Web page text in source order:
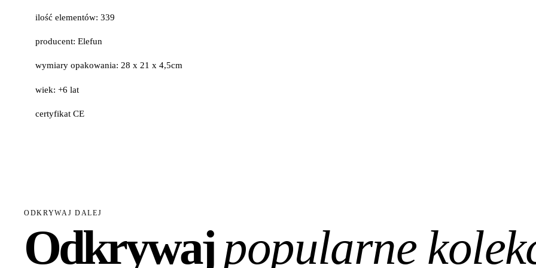
ilość elementów: 339
producent: Elefun
wymiary opakowania: 28 x 21 x 4,5cm
wiek: +6 lat
certyfikat CE
ODKRYWAJ DALEJ
Odkrywaj popularne